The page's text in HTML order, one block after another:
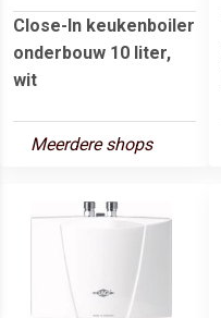
Close-In keukenboiler
onderbouw 10 liter,
wit
Meerdere shops